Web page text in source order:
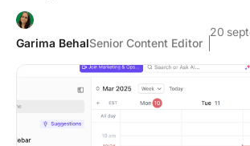
Garima BehalSenior Content Editor
20